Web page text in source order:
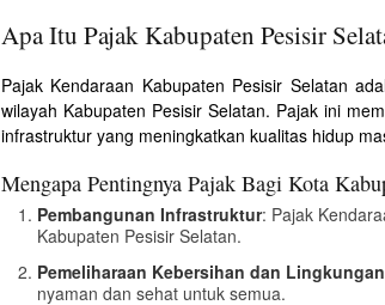
Apa Itu Pajak Kabupaten Pesisir
Pajak Kendaraan Kabupaten Pesisir Selatan
wilayah Kabupaten Pesisir Selatan. Pajak ini
infrastruktur yang meningkatkan kualitas hidup
Mengapa Pentingnya Pajak Bagi Kota
Pembangunan Infrastruktur: Pajak
Kabupaten Pesisir Selatan.
Pemeliharaan Kebersihan dan Lingkungan
nyaman dan sehat untuk semua.